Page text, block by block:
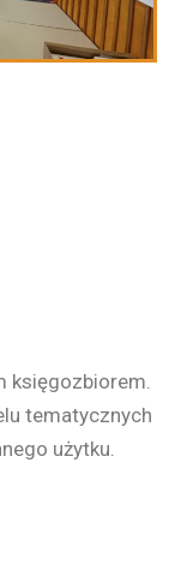
księgozbiorem.
tematycznych
użytku.